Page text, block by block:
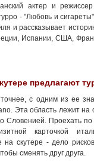
актер и
- "Любовь и
и рассказывает
Испании, США,
предлагают
с одним из ее
Эта область лежит на
Словенией. Проехать
карточкой
на скутере - дело
сменять друг друга.